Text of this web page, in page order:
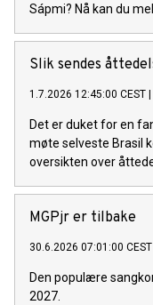
Sápmi? Nå kan du
Slik sendes
1.7.2026 12:45:00 CEST |
Det er duket for en
møte selveste Brasil
oversikten over
MGPjr er tilbake
30.6.2026 07:01:00 CEST
Den populære
2027.